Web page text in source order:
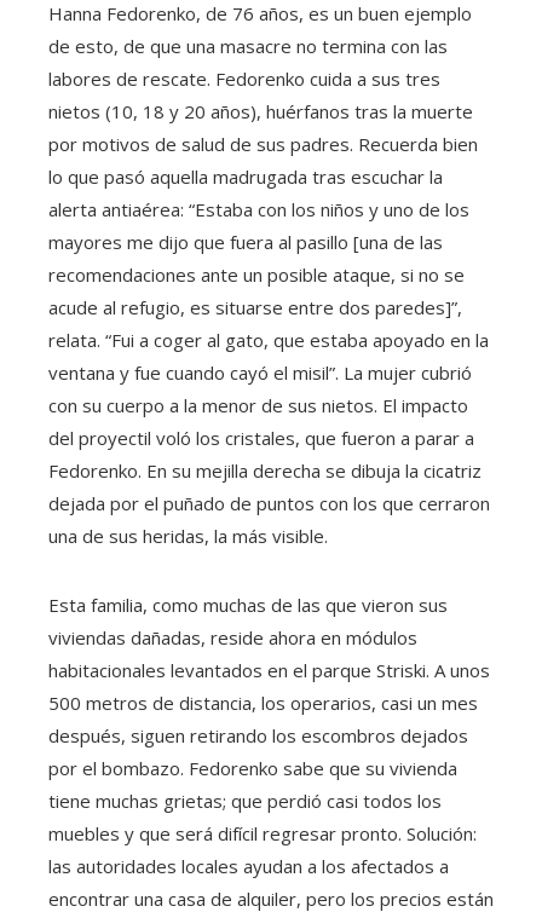
Hanna Fedorenko, de 76 años, es un buen ejemplo
de esto, de que una masacre no termina con las
labores de rescate. Fedorenko cuida a sus tres
nietos (10, 18 y 20 años), huérfanos tras la muerte
por motivos de salud de sus padres. Recuerda bien
lo que pasó aquella madrugada tras escuchar la
alerta antiaérea: “Estaba con los niños y uno de los
mayores me dijo que fuera al pasillo [una de las
recomendaciones ante un posible ataque, si no se
acude al refugio, es situarse entre dos paredes]”,
relata. “Fui a coger al gato, que estaba apoyado en la
ventana y fue cuando cayó el misil”. La mujer cubrió
con su cuerpo a la menor de sus nietos. El impacto
del proyectil voló los cristales, que fueron a parar a
Fedorenko. En su mejilla derecha se dibuja la cicatriz
dejada por el puñado de puntos con los que cerraron
una de sus heridas, la más visible.
Esta familia, como muchas de las que vieron sus
viviendas dañadas, reside ahora en módulos
habitacionales levantados en el parque Striski. A unos
500 metros de distancia, los operarios, casi un mes
después, siguen retirando los escombros dejados
por el bombazo. Fedorenko sabe que su vivienda
tiene muchas grietas; que perdió casi todos los
muebles y que será difícil regresar pronto. Solución:
las autoridades locales ayudan a los afectados a
encontrar una casa de alquiler, pero los precios están